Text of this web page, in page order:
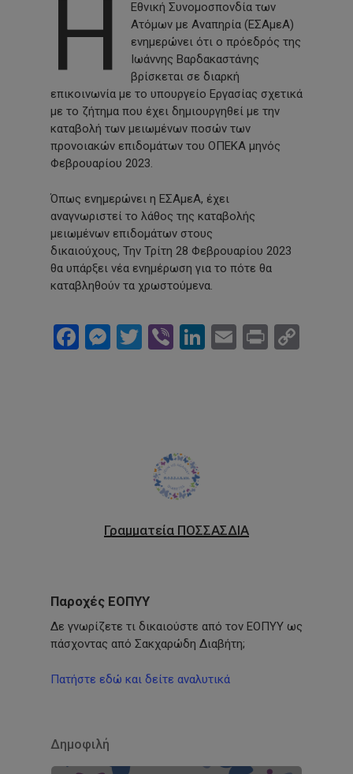
Η
Εθνική Συνομοσπονδία των
Ατόμων με Αναπηρία (ΕΣΑμεΑ)
ενημερώνει ότι ο πρόεδρός της
Ιωάννης Βαρδακαστάνης
βρίσκεται σε διαρκή
επικοινωνία με το υπουργείο Εργασίας σχετικά
με το ζήτημα που έχει δημιουργηθεί με την
καταβολή των μειωμένων ποσών των
προνοιακών επιδομάτων του ΟΠΕΚΑ μηνός
Φεβρουαρίου 2023.
Όπως ενημερώνει η ΕΣΑμεΑ, έχει
αναγνωριστεί το λάθος της καταβολής
μειωμένων επιδομάτων στους
δικαιούχους, Την Τρίτη 28 Φεβρουαρίου 2023
θα υπάρξει νέα ενημέρωση για το πότε θα
καταβληθούν τα χρωστούμενα.
Facebook
Messenger
Twitter
ViberLinkedIn
Email
Print
Γραμματεία ΠΟΣΣΑΣΔΙΑ
Παροχές ΕΟΠΥΥ
Δε γνωρίζετε τι δικαιούστε από τον ΕΟΠΥΥ ως
πάσχοντας από Σακχαρώδη Διαβήτη;
Πατήστε εδώ και δείτε αναλυτικά
Δημοφιλή